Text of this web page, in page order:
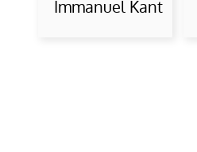
Immanuel Kant